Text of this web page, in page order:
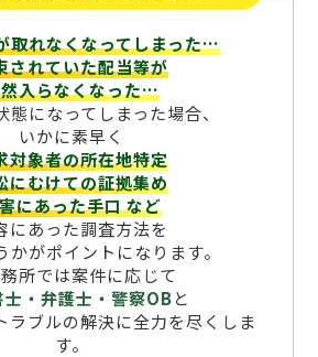
取れなくなってしまった…
されていた配当等が
入らなくなった…
態になってしまった場合、
いかに素早く
対象者の所在地特定
にむけての証拠集め
にあった手口など
にあった調査方法を
かがポイントになります。
所では案件に応じて
士・弁護士・警察OBと
ラブルの解決に全力を尽くしま
す。